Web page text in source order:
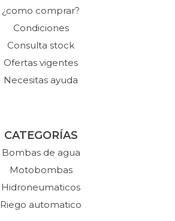
¿como comprar?
Condiciones
Consulta stock
Ofertas vigentes
Necesitas ayuda
CATEGORÍAS
Bombas de agua
Motobombas
Hidroneumaticos
Riego automatico